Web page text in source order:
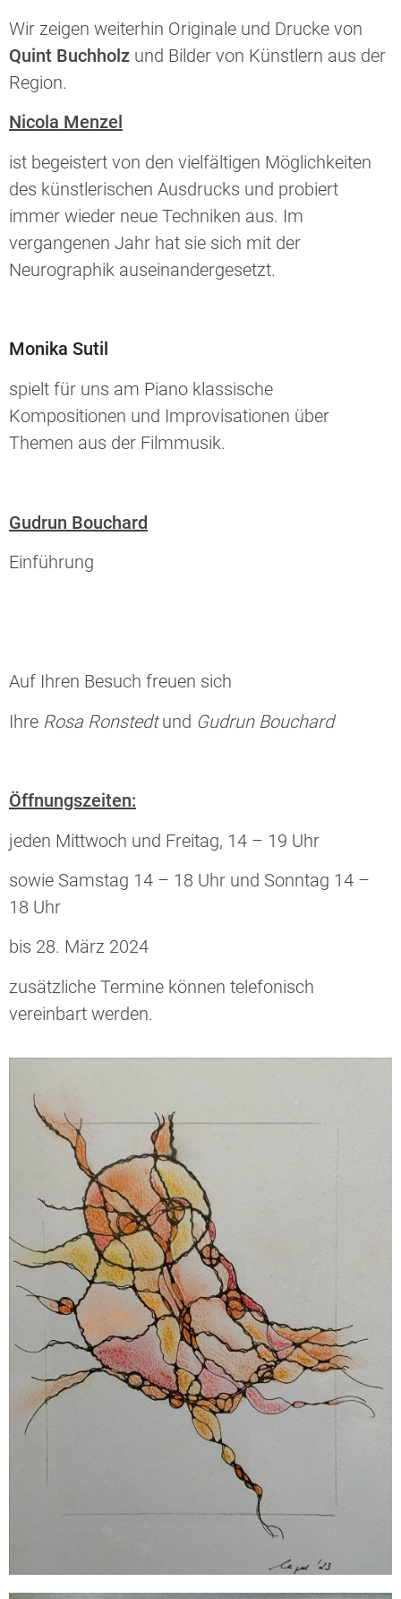
Wir zeigen weiterhin Originale und Drucke von
Quint Buchholz und Bilder von Künstlern aus der
Region.
Nicola Menzel
ist begeistert von den vielfältigen Möglichkeiten
des künstlerischen Ausdrucks und probiert
immer wieder neue Techniken aus. Im
vergangenen Jahr hat sie sich mit der
Neurographik auseinandergesetzt.
Monika Sutil
spielt für uns am Piano klassische
Kompositionen und Improvisationen über
Themen aus der Filmmusik.
Gudrun Bouchard
Einführung
Auf Ihren Besuch freuen sich
Ihre Rosa Ronstedtund Gudrun Bouchard
Öffnungszeiten:
jeden Mittwoch und Freitag, 14 – 19 Uhr
sowie Samstag 14 – 18 Uhr und Sonntag 14 –
18 Uhr
bis 28. März 2024
zusätzliche Termine können telefonisch
vereinbart werden.